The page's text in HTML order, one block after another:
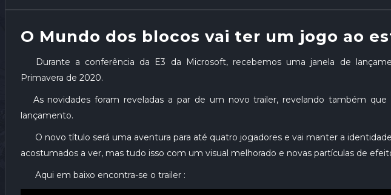
O Mundo dos blocos vai ter um jogo ao
Durante a conferência da E3 da Microsoft, recebemos uma janela de
Primavera de 2020.
As novidades foram reveladas a par de um novo trailer, revelando também que
lançamento.
O novo título será uma aventura para até quatro jogadores e vai manter a
acostumados a ver, mas tudo isso com um visual melhorado e novas partículas de
Aqui em baixo encontra-se o trailer :